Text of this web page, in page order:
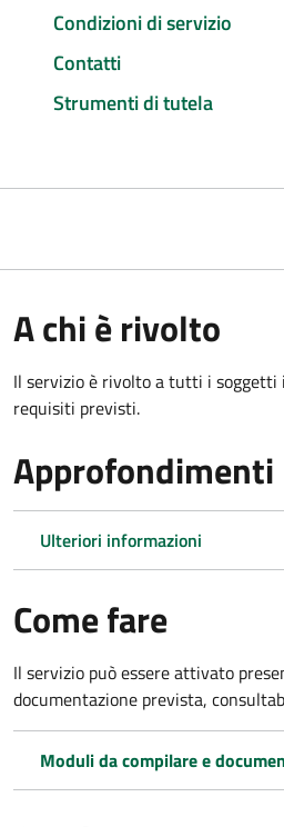
Condizioni di servizio
Contatti
Strumenti di tutela
A chi è rivolto
Il servizio è rivolto a tutti i soggetti
requisiti previsti.
Approfondimenti
Ulteriori informazioni
Come fare
Il servizio può essere attivato
documentazione prevista,
Moduli da compilare e